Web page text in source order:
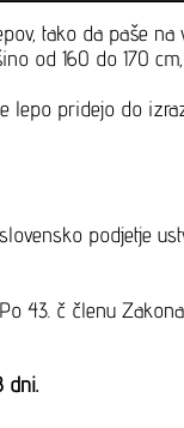
tako da paše
od 160 do 170
lepo pridejo do
podjetje
43. č členu
dni.